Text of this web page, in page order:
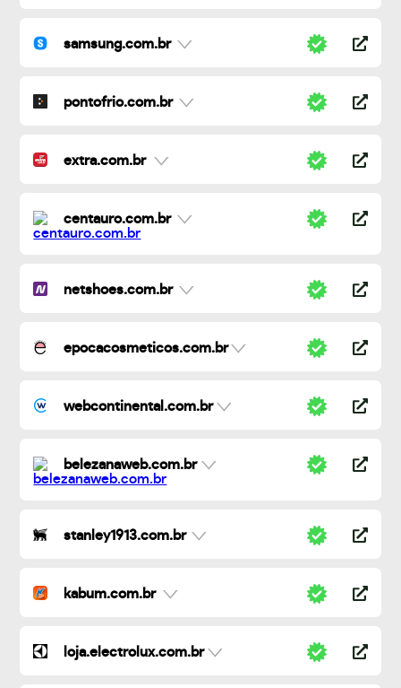
samsung.com.br
pontofrio.com.br
extra.com.br
centauro.com.br
netshoes.com.br
epocacosmeticos.com.br
webcontinental.com.br
belezanaweb.com.br
stanley1913.com.br
kabum.com.br
loja.electrolux.com.br